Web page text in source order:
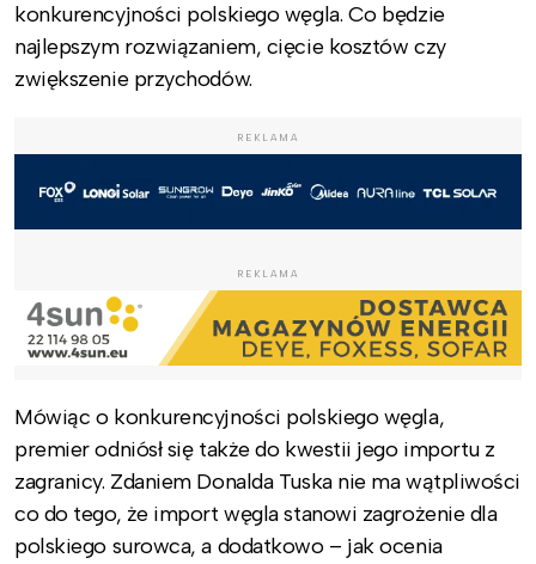
konkurencyjności polskiego węgla. Co będzie
najlepszym rozwiązaniem, cięcie kosztów czy
zwiększenie przychodów.
REKLAMA
REKLAMA
Mówiąc o konkurencyjności polskiego węgla,
premier odniósł się także do kwestii jego importu z
zagranicy. Zdaniem Donalda Tuska nie ma wątpliwości
co do tego, że import węgla stanowi zagrożenie dla
polskiego surowca, a dodatkowo – jak ocenia